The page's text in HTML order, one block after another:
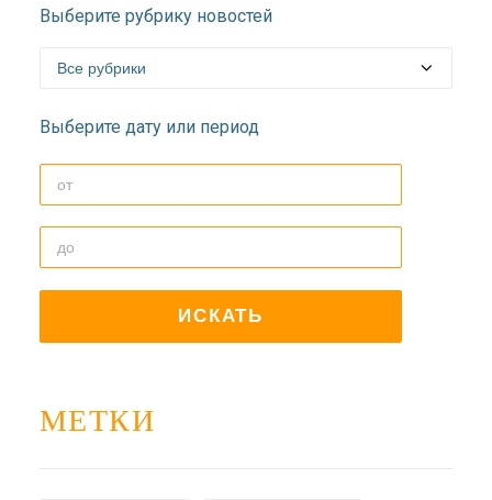
Выберите рубрику новостей
Выберите дату или период
МЕТКИ